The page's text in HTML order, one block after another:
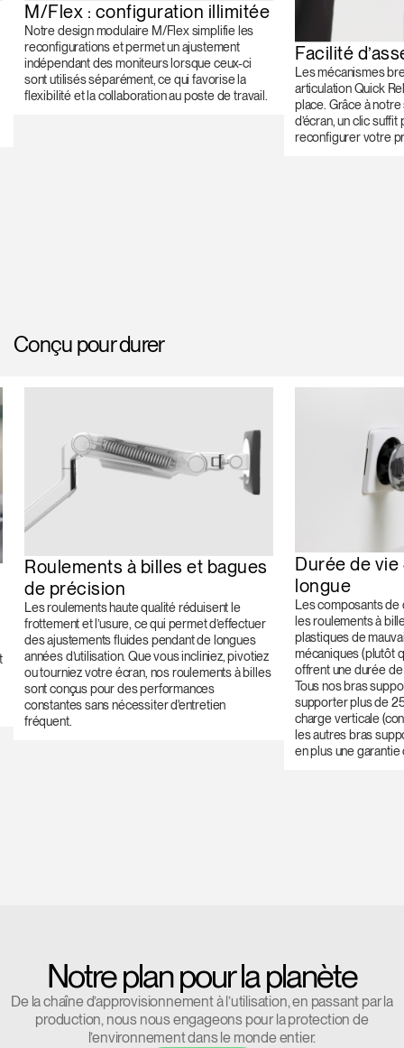
M/Flex : configuration illimitée
Notre design modulaire M/Flex simplifie les
reconfigurations et permet un ajustement
indépendant des moniteurs lorsque ceux-ci
sont utilisés séparément, ce qui favorise la
flexibilité et la collaboration au poste de travail.
Facilité
Les mécanismes
articulation Quick
place. Grâce à
d’écran, un clic
reconfigurer votre
Conçu pour durer
Roulements à billes et bagues
de précision
Les roulements haute qualité réduisent le
frottement et l’usure, ce qui permet d’effectuer
des ajustements fluides pendant de longues
années d’utilisation. Que vous incliniez, pivotiez
ou tourniez votre écran, nos roulements à billes
sont conçus pour des performances
constantes sans nécessiter d'entretien
fréquent.
Durée de
longue
Les composants de
les roulements à
plastiques de
mécaniques (plutôt
offrent une durée
Tous nos bras
supporter plus de
charge verticale
les autres bras
en plus une garantie
Notre plan pour la planète
De la chaîne d’approvisionnement à l’utilisation, en passant par la
production, nous nous engageons pour la protection de
l’environnement dans le monde entier.